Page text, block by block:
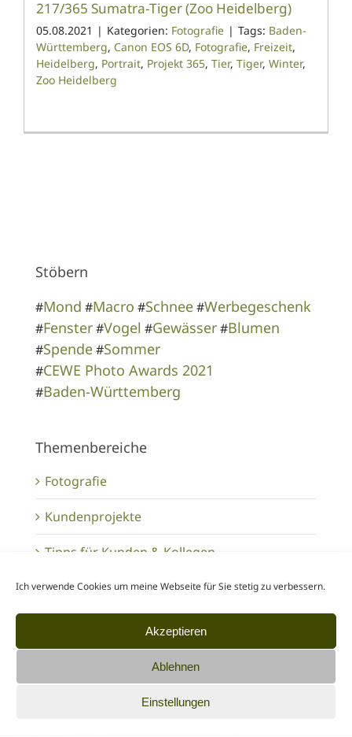
Ich verwende Cookies um meine Webseite für Sie stetig zu verbessern.
Akzeptieren
Ablehnen
Einstellungen
217/365 Sumatra-Tiger (Zoo Heidelberg)
05.08.2021 | Kategorien: Fotografie | Tags: Baden-
Württemberg, Canon EOS 6D, Fotografie, Freizeit,
Heidelberg, Portrait, Projekt 365, Tier, Tiger, Winter,
Zoo Heidelberg
Stöbern
#Mond #Macro #Schnee#Werbegeschenk
#Fenster#Vogel #Gewässer#Blumen
#Spende#Sommer
#CEWE Photo Awards 2021
#Baden-Württemberg
Themenbereiche
Fotografie
Kundenprojekte
Tipps für Kunden & Kollegen
Inhalte finden
Suche